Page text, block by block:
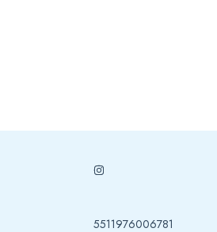
5511976006781